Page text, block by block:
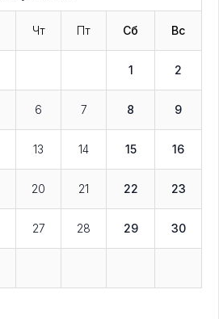
Чт Пт Сб Вс
1 2
6 7 8 9
13 14 15 16
20 21 22 23
27 28 29 30